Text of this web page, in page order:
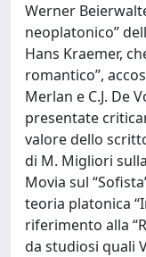
Werner
neoplatonico”
Hans Kraemer,
romantico”,
Merlan e C.J. De
presentate
valore dello
di M. Migliori
Movia sul
teoria platonica
riferimento alla
da studiosi quali